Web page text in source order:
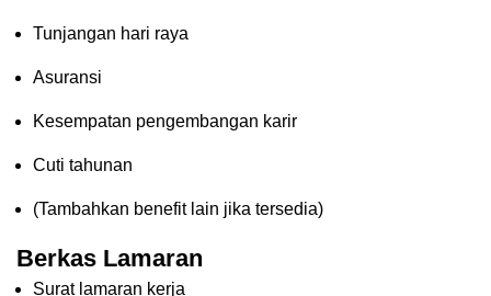
Tunjangan hari raya
Asuransi
Kesempatan pengembangan karir
Cuti tahunan
(Tambahkan benefit lain jika tersedia)
Berkas Lamaran
Surat lamaran kerja